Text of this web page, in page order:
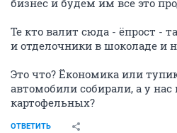
бизнес и будем им все это
Те кто валит сюда - ёпрост -
и отделочники в шоколаде и
Это что? Ёкономика или
автомобили собирали, а у
картофельных?
ОТВЕТИТЬ